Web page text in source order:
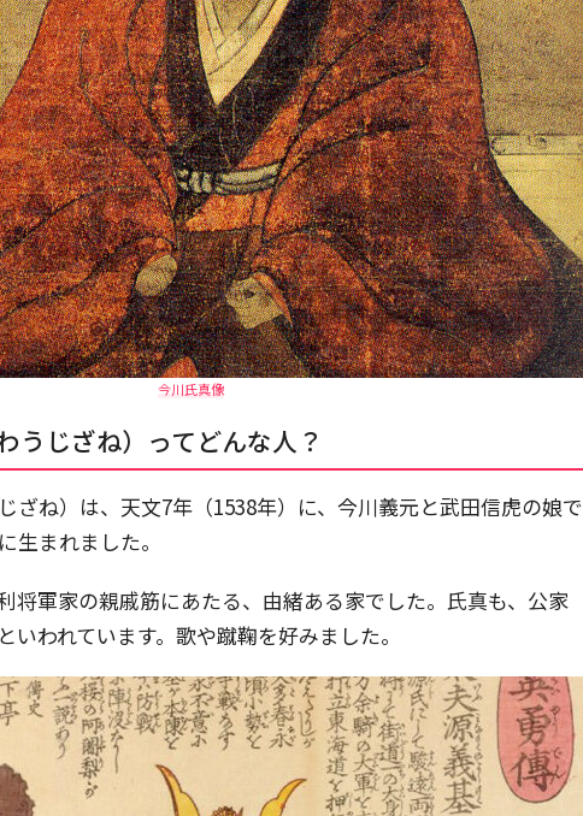
今川氏真像
うじざね）ってどんな人？
ざね）は、天文7年（1538年）に、今川義元と武田信虎の娘で
生まれました。
将軍家の親戚筋にあたる、由緒ある家でした。氏真も、公家
いわれています。歌や蹴鞠を好みました。